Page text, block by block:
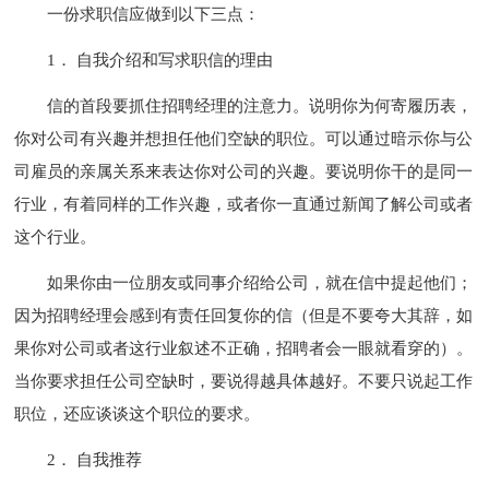
一份求职信应做到以下三点：
1． 自我介绍和写求职信的理由
信的首段要抓住招聘经理的注意力。说明你为何寄履历表，
你对公司有兴趣并想担任他们空缺的职位。可以通过暗示你与公
司雇员的亲属关系来表达你对公司的兴趣。要说明你干的是同一
行业，有着同样的工作兴趣，或者你一直通过新闻了解公司或者
这个行业。
如果你由一位朋友或同事介绍给公司，就在信中提起他们；
因为招聘经理会感到有责任回复你的信（但是不要夸大其辞，如
果你对公司或者这行业叙述不正确，招聘者会一眼就看穿的）。
当你要求担任公司空缺时，要说得越具体越好。不要只说起工作
职位，还应谈谈这个职位的要求。
2． 自我推荐